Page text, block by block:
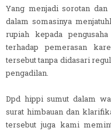
Yang menjadi sorotan
dalam somasinya
rupiah kepada
terhadap pemerasan
tersebut tanpa didasari
pengadilan.
Dpd hippi sumut dalam
surat himbauan dan
tersebut juga kami